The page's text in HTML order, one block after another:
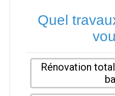
Quel
Rénovation